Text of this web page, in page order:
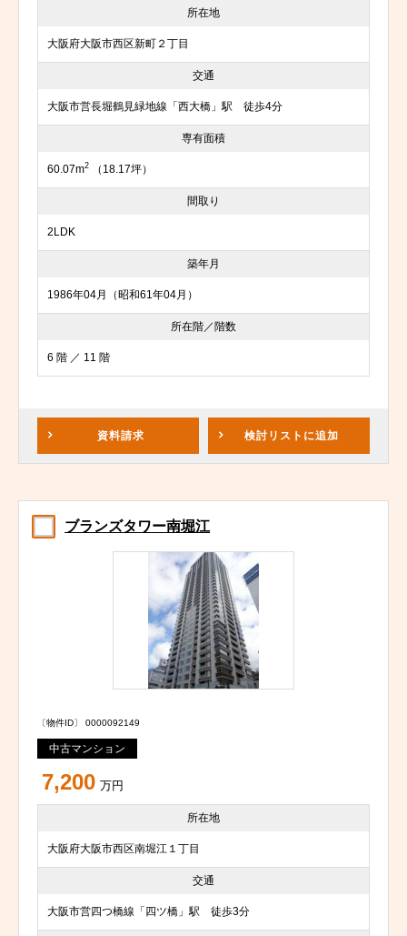
所在地
大阪府大阪市西区新町２丁目
交通
大阪市営長堀鶴見緑地線「西大橋」駅 徒歩4分
専有面積
60.07m2 （18.17坪）
間取り
2LDK
築年月
1986年04月（昭和61年04月）
所在階／階数
6 階 ／ 11 階
資料請求 検討リスト に追加
ブランズタワー南堀江
〔物件ID〕 0000092149
中古マンション
7,200 万円
所在地
大阪府大阪市西区南堀江１丁目
交通
大阪市営四つ橋線「四ツ橋」駅 徒歩3分